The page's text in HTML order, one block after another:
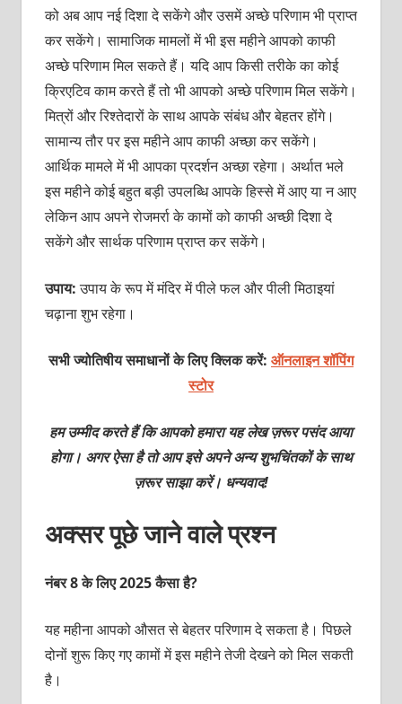
को अब आप नई दिशा दे सकेंगे और उसमें अच्छे परिणाम भी प्राप्त
कर सकेंगे। सामाजिक मामलों में भी इस महीने आपको काफी
अच्छे परिणाम मिल सकते हैं। यदि आप किसी तरीके का कोई
क्रिएटिव काम करते हैं तो भी आपको अच्छे परिणाम मिल सकेंगे।
मित्रों और रिश्तेदारों के साथ आपके संबंध और बेहतर होंगे।
सामान्य तौर पर इस महीने आप काफी अच्छा कर सकेंगे।
आर्थिक मामले में भी आपका प्रदर्शन अच्छा रहेगा। अर्थात भले
इस महीने कोई बहुत बड़ी उपलब्धि आपके हिस्से में आए या न आए
लेकिन आप अपने रोजमर्रा के कामों को काफी अच्छी दिशा दे
सकेंगे और सार्थक परिणाम प्राप्त कर सकेंगे।
उपाय:उपाय के रूप में मंदिर में पीले फल और पीली मिठाइयां
चढ़ाना शुभ रहेगा।
सभी ज्योतिषीय समाधानों के लिए क्लिक करें: ऑनलाइन शॉपिंग
स्टोर
हम उम्मीद करते हैं कि आपको हमारा यह लेख ज़रूर पसंद आया
होगा। अगर ऐसा है तो आप इसे अपने अन्य शुभचिंतकों के साथ
ज़रूर साझा करें। धन्यवाद!
अक्सर पूछे जाने वाले प्रश्न
नंबर 8 के लिए 2025 कैसा है?
यह महीना आपको औसत से बेहतर परिणाम दे सकता है। पिछले
दोनों शुरू किए गए कामों में इस महीने तेजी देखने को मिल सकती
है।